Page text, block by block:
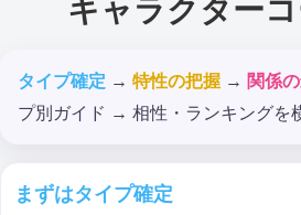
キャラクター
タイプ確定 → 特性の把握 → 関係
プ別ガイド → 相性・ランキングを
まずはタイプ確定